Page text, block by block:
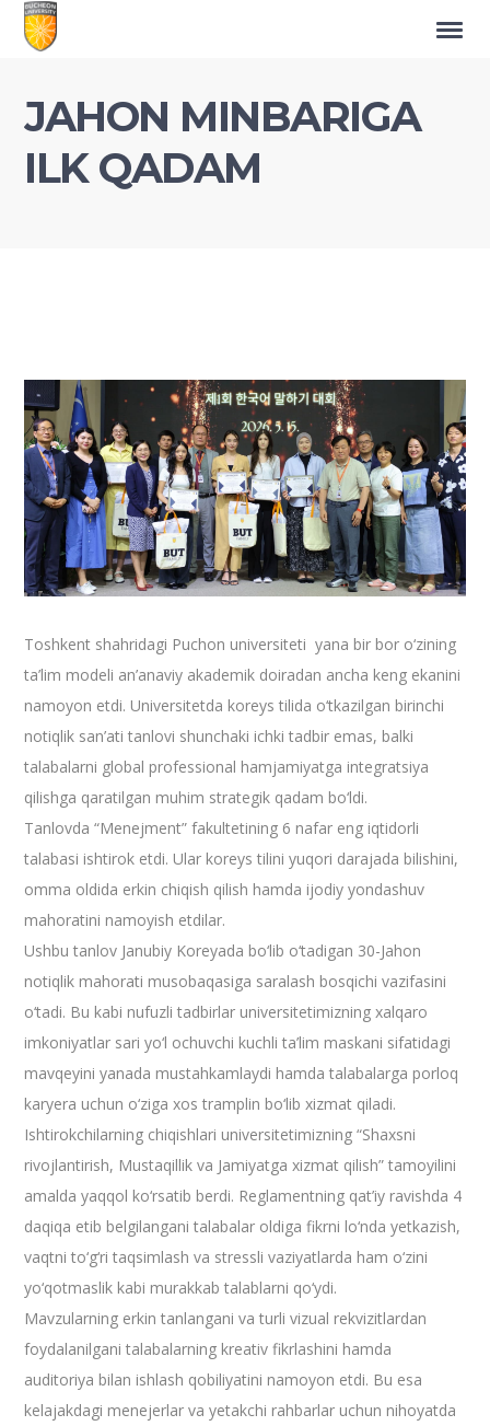
JAHON MINBARIGA
ILK QADAM
Toshkent shahridagi Puchon universiteti yana bir bor o‘zining
ta’lim modeli an’anaviy akademik doiradan ancha keng ekanini
namoyon etdi. Universitetda koreys tilida o‘tkazilgan birinchi
notiqlik san’ati tanlovi shunchaki ichki tadbir emas, balki
talabalarni global professional hamjamiyatga integratsiya
qilishga qaratilgan muhim strategik qadam bo‘ldi.
Tanlovda “Menejment” fakultetining 6 nafar eng iqtidorli
talabasi ishtirok etdi. Ular koreys tilini yuqori darajada bilishini,
omma oldida erkin chiqish qilish hamda ijodiy yondashuv
mahoratini namoyish etdilar.
Ushbu tanlov Janubiy Koreyada bo‘lib o‘tadigan 30-Jahon
notiqlik mahorati musobaqasiga saralash bosqichi vazifasini
o‘tadi. Bu kabi nufuzli tadbirlar universitetimizning xalqaro
imkoniyatlar sari yo‘l ochuvchi kuchli ta’lim maskani sifatidagi
mavqeyini yanada mustahkamlaydi hamda talabalarga porloq
karyera uchun o‘ziga xos tramplin bo‘lib xizmat qiladi.
Ishtirokchilarning chiqishlari universitetimizning “Shaxsni
rivojlantirish, Mustaqillik va Jamiyatga xizmat qilish” tamoyilini
amalda yaqqol ko‘rsatib berdi. Reglamentning qat’iy ravishda 4
daqiqa etib belgilangani talabalar oldiga fikrni lo‘nda yetkazish,
vaqtni to‘g‘ri taqsimlash va stressli vaziyatlarda ham o‘zini
yo‘qotmaslik kabi murakkab talablarni qo‘ydi.
Mavzularning erkin tanlangani va turli vizual rekvizitlardan
foydalanilgani talabalarning kreativ fikrlashini hamda
auditoriya bilan ishlash qobiliyatini namoyon etdi. Bu esa
kelajakdagi menejerlar va yetakchi rahbarlar uchun nihoyatda